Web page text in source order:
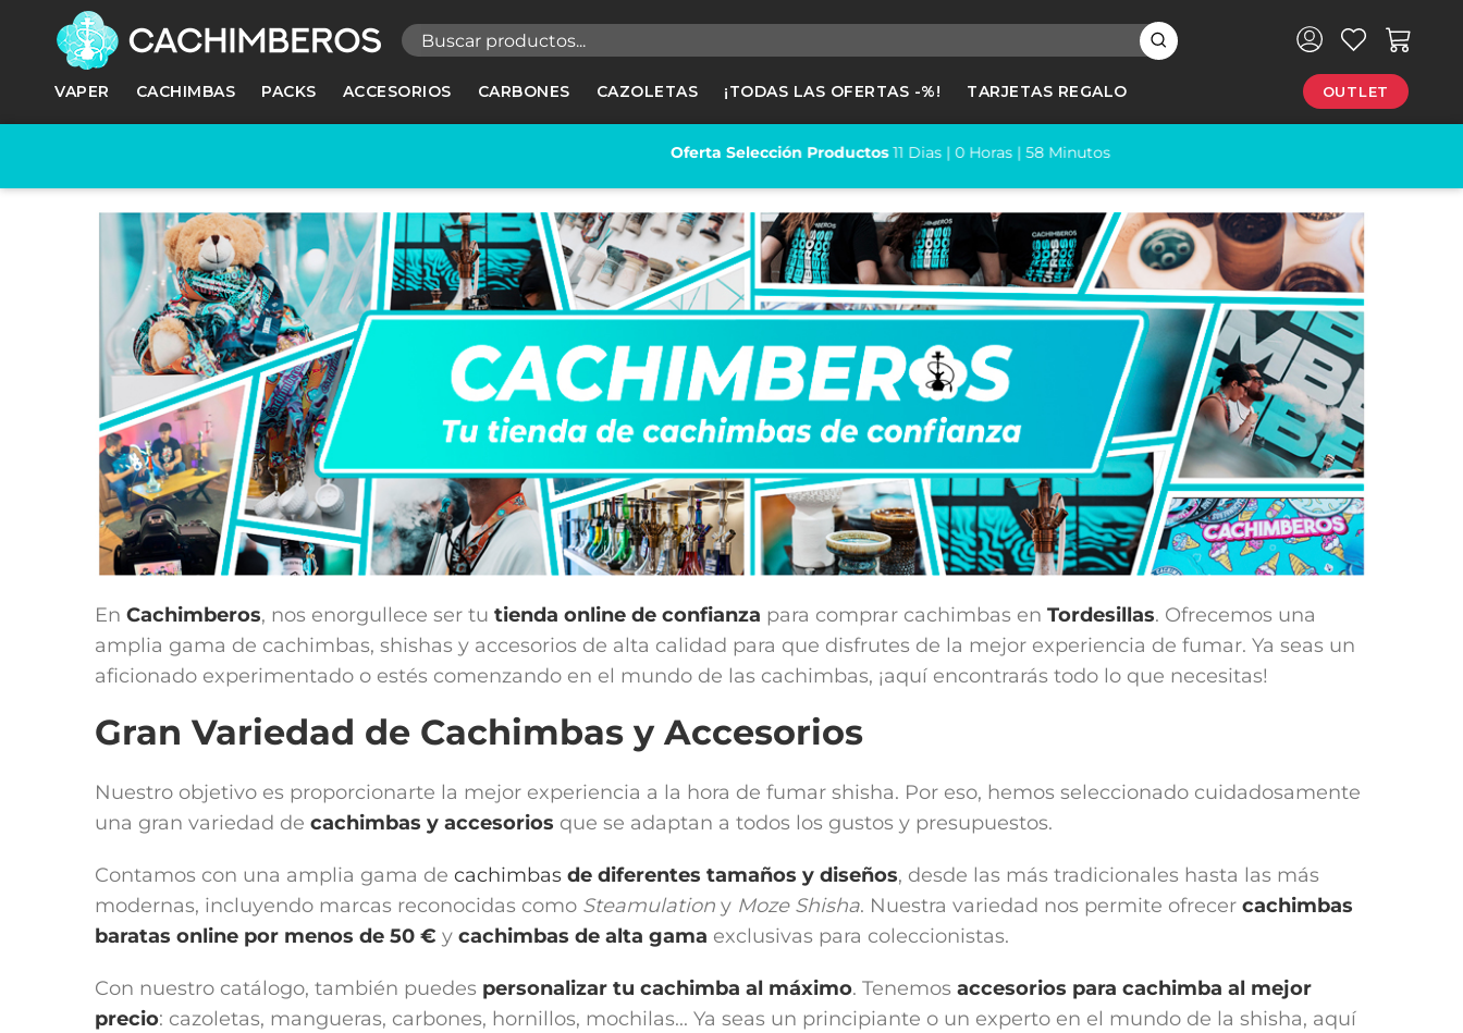
VAPER CACHIMBAS PACKS ACCESORIOS CARBONES CAZOLETAS ¡TODAS LAS OFERTAS -%! TARJETAS REGALO OUTLET
Oferta Selección Productos 11Dias |0 Horas |58Minutos
En Cachimberos, nos enorgullece ser tu tienda online de confianza para comprar cachimbas en Tordesillas. Ofrecemos una
amplia gama de cachimbas, shishas y accesorios de alta calidad para que disfrutes de la mejor experiencia de fumar. Ya seas un
aficionado experimentado o estés comenzando en el mundo de las cachimbas, ¡aquí encontrarás todo lo que necesitas!
Gran Variedad de Cachimbas y Accesorios
Nuestro objetivo es proporcionarte la mejor experiencia a la hora de fumar shisha. Por eso, hemos seleccionado cuidadosamente
una gran variedad de cachimbas y accesorios que se adaptan a todos los gustos y presupuestos.
Contamos con una amplia gama de cachimbas de diferentes tamaños y diseños, desde las más tradicionales hasta las más
modernas, incluyendo marcas reconocidas como Steamulation y Moze Shisha. Nuestra variedad nos permite ofrecer cachimbas
baratas online por menos de 50 € y cachimbas de alta gama exclusivas para coleccionistas.
Con nuestro catálogo, también puedes personalizar tu cachimba al máximo. Tenemos accesorios para cachimba al mejor
precio: cazoletas, mangueras, carbones, hornillos, mochilas... Ya seas un principiante o un experto en el mundo de la shisha, aquí
Registrarse ×
Necesitas hacer login para guardar productos en tu lista de deseos
Cancelar Registrarse